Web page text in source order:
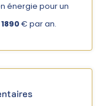
énergie pour un
1890€ par an.